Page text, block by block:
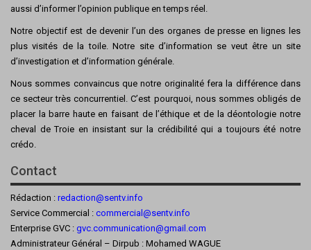
aussi d’informer l’opinion publique en temps réel.
Notre objectif est de devenir l’un des organes de presse en lignes les
plus visités de la toile. Notre site d’information se veut être un site
d’investigation et d’information générale.
Nous sommes convaincus que notre originalité fera la différence dans
ce secteur très concurrentiel. C’est pourquoi, nous sommes obligés de
placer la barre haute en faisant de l’éthique et de la déontologie notre
cheval de Troie en insistant sur la crédibilité qui a toujours été notre
crédo.
Contact
Rédaction : redaction@sentv.info
Service Commercial : commercial@sentv.info
Enterprise GVC : gvc.communication@gmail.com
Administrateur Général – Dirpub : Mohamed WAGUE